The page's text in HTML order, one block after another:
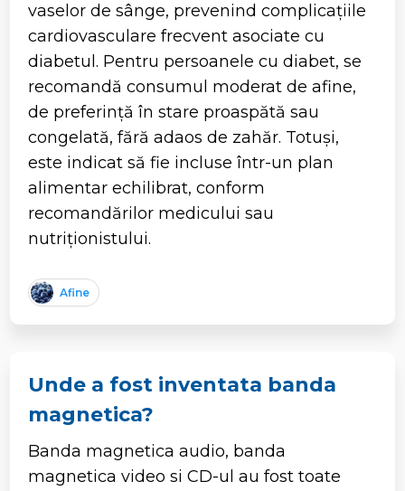
vaselor de sânge, prevenind complicațiile
cardiovasculare frecvent asociate cu
diabetul. Pentru persoanele cu diabet, se
recomandă consumul moderat de afine,
de preferință în stare proaspătă sau
congelată, fără adaos de zahăr. Totuși,
este indicat să fie incluse într-un plan
alimentar echilibrat, conform
recomandărilor medicului sau
nutriționistului.
Afine
Unde a fost inventata banda
magnetica?
Banda magnetica audio, banda
magnetica video si CD-ul au fost toate